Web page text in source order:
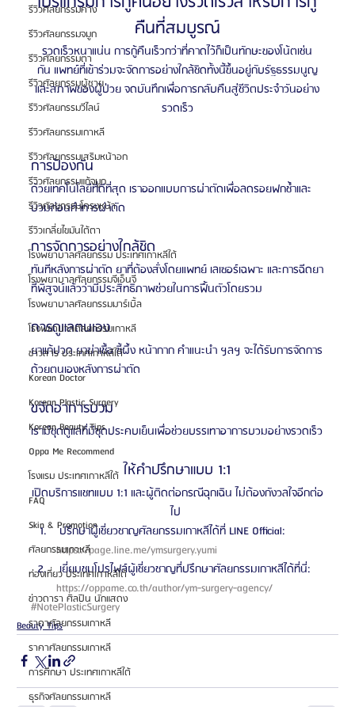
รีวิวศัลยกรรมคาง
รีวิวศัลยกรรมจมูก
รีวิวศัลยกรรมตา
รีวิวศัลยกรรมผู้ชาย
รีวิวศัลยกรรมวีไลน์
รีวิวศัลยกรรมเกาหลี
รีวิวศัลยกรรมเสริมหน้าอก
รีวิวศัลยกรรมแก้จมูก
รีวิวศัลยกรรมโครงหน้า
รีวิวเกลี่ยไขมันใต้ตา
โรงพยาบาลศัลยกรรม ประเทศเกาหลีใต้
โรงพยาบาลศัลยกรรมจีเอ็นจี
โรงพยาบาลศัลยกรรมมาร์เบิ้ล
โรงพยาบาลศัลยกรรมเกาหลี
ข่าวสาร ประเทศเกาหลีใต้
Korean Doctor
Korean Plastic Surgery
Korean Beauty Tips
Oppa Me Recommend
โรงแรม ประเทศเกาหลีใต้
FAQ
Skin & Promotion
ศัลยกรรมเกาหลี
ท่องเที่ยว ประเทศเกาหลีใต้
ข่าวดารา ศิลปิน นักแสดง
ราคาศัลยกรรมเกาหลี
ราคาศัลยกรรมเกาหลี
การศึกษา ประเทศเกาหลีใต้
ธุรกิจศัลยกรรมเกาหลี
คืนที่สมบูรณ์
รวดเร็วหนาแน่น การกู้คืนเร็วกว่าที่คาดไว้ก็เป็นทักษะของโน้ตเช่น
กัน แพทย์ที่เข้าร่วมจะจัดการอย่างใกล้ชิดทั้งนี้ขึ้นอยู่กับรัฐธรรมนูญ
และสภาพของผู้ป่วย จดบันทึกเพื่อการกลับคืนสู่ชีวิตประจำวันอย่าง
รวดเร็ว
การป้องกัน
ด้วยเทคโนโลยีที่ดีที่สุด เราออกแบบการผ่าตัดเพื่อลดรอยฟกช้ำและ
บวมก่อนทำการผ่าตัด
การจัดการอย่างใกล้ชิด
ทันทีหลังการผ่าตัด ยาที่ต้องสั่งโดยแพทย์ เลเซอร์เฉพาะ และการฉีดยา
ที่พิสูจน์แล้วว่ามีประสิทธิภาพช่วยในการฟื้นตัวโดยรวม
การดูแลตนเอง
ยาแก้ปวด ยาฆ่าเชื้อ ขี้ผึ้ง หน้ากาก คำแนะนำ ฯลฯ จะได้รับการจัดการ
ด้วยตนเองหลังการผ่าตัด
ขจัดอาการบวม
เรามีชุดดูแลที่มีชุดประคบเย็นเพื่อช่วยบรรเทาอาการบวมอย่างรวดเร็ว
ให้คำปรึกษาแบบ 1:1
เปิดบริการแชทแบบ 1:1 และผู้ติดต่อกรณีฉุกเฉิน ไม่ต้องกังวลใจอีกต่อ
ไป
ปรึกษาผู้เชี่ยวชาญศัลยกรรมเกาหลีได้ที่ LINE Official:
https://page.line.me/ymsurgery.yumi
เยี่ยมชมโปรไฟล์ผู้เชี่ยวชาญที่ปรึกษาศัลยกรรมเกาหลีได้ที่นี่:
https://oppame.co.th/author/ym-surgery-agency/
#NotePlasticSurgery
Beauty Tips